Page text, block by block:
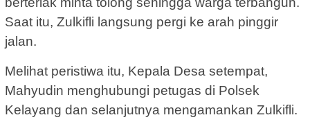
Saat itu, Zulkifli langsung pergi ke arah pinggir
jalan.
Melihat peristiwa itu, Kepala Desa setempat,
Mahyudin menghubungi petugas di Polsek
Kelayang dan selanjutnya mengamankan Zulkifli.